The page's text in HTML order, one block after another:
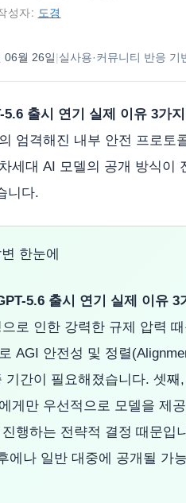
성자: 도경
06월 26일|실사용·커뮤니티 반응 기
출시 연기 실제 이유 3가지
엄격해진 내부 안전 프로토
세대 AI 모델의 공개 방식이
니다.
한눈에
5.6 출시 연기 실제 이유 3
로 인한 강력한 규제 압력
AGI 안전성 및 정렬
기간이 필요해졌습니다. 셋
게만 우선적으로 모델을 제
행하는 전략적 결정 때문입
에나 일반 대중에 공개될 가